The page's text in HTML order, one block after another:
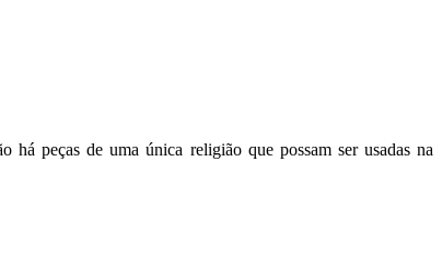
há peças de uma única religião que possam ser usadas na